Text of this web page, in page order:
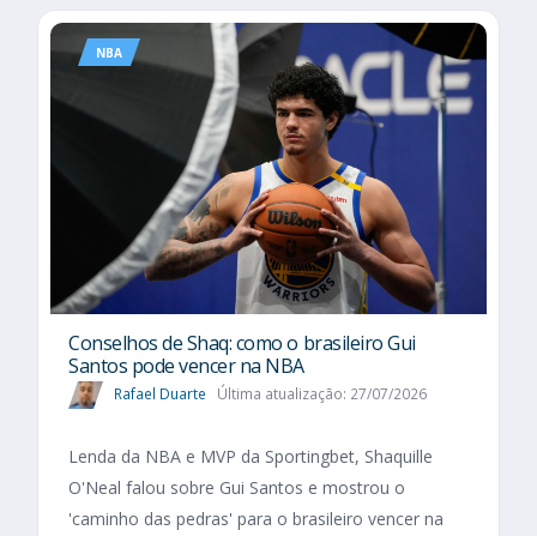
NBA
Conselhos de Shaq: como o brasileiro Gui
Santos pode vencer na NBA
Rafael Duarte Última atualização: 27/07/2026
Lenda da NBA e MVP da Sportingbet, Shaquille
O'Neal falou sobre Gui Santos e mostrou o
'caminho das pedras' para o brasileiro vencer na